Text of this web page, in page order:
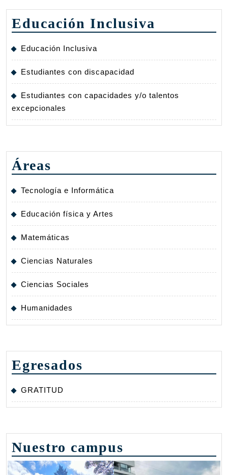
Educación Inclusiva
Educación Inclusiva
Estudiantes con discapacidad
Estudiantes con capacidades y/o talentos
excepcionales
Áreas
Tecnología e Informática
Educación física y Artes
Matemáticas
Ciencias Naturales
Ciencias Sociales
Humanidades
Egresados
GRATITUD
Nuestro campus